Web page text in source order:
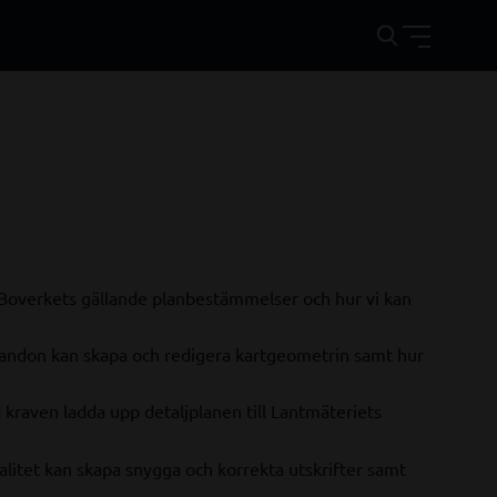
gällande planbestämmelser och hur vi kan
kan skapa och redigera kartgeometrin samt hur
ladda upp detaljplanen till Lantmäteriets
kan skapa snygga och korrekta utskrifter samt